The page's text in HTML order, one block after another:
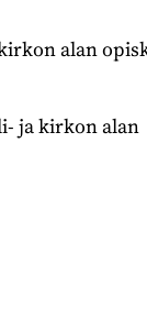
alan
ja kirkon alan